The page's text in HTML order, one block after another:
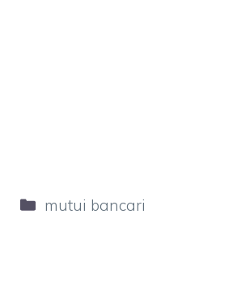
Categorie
mutui bancari